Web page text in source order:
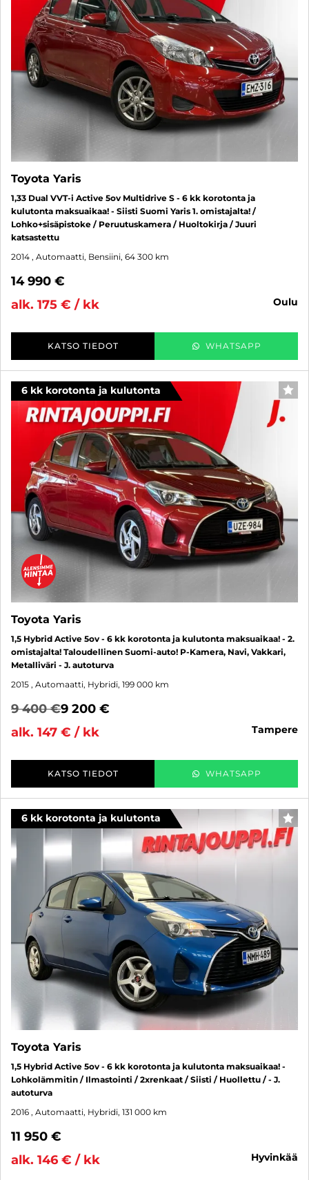
Toyota Yaris
1,33 Dual VVT-i Active 5ov Multidrive S - 6 kk korotonta ja
kulutonta maksuaikaa! - Siisti Suomi Yaris 1. omistajalta! /
Lohko+sisäpistoke / Peruutuskamera / Huoltokirja / Juuri
katsastettu
2014 , Automaatti, Bensiini, 64 300 km
14 990 €
alk. 175 € / kk
oulu
KATSO TIEDOT WHATSAPP
6 kk korotonta ja kulutonta
Toyota Yaris
1,5 Hybrid Active 5ov - 6 kk korotonta ja kulutonta maksuaikaa! - 2.
omistajalta! Taloudellinen Suomi-auto! P-Kamera, Navi, Vakkari,
Metalliväri - J. autoturva
2015 , Automaatti, Hybridi, 199 000 km
9 400 €9 200 €
alk. 147 € / kk
tampere
KATSO TIEDOT WHATSAPP
6 kk korotonta ja kulutonta
Toyota Yaris
1,5 Hybrid Active 5ov - 6 kk korotonta ja kulutonta maksuaikaa! -
Lohkolämmitin / Ilmastointi / 2xrenkaat / Siisti / Huollettu / - J.
autoturva
2016 , Automaatti, Hybridi, 131 000 km
11 950 €
alk. 146 € / kk
hyvinkää